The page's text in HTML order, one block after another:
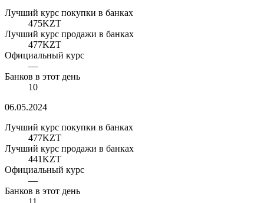
Лучший курс покупки в банках
475KZT
Лучший курс продажи в банках
477KZT
Официальный курс
—
Банков в этот день
10
06.05.2024
Лучший курс покупки в банках
477KZT
Лучший курс продажи в банках
441KZT
Официальный курс
—
Банков в этот день